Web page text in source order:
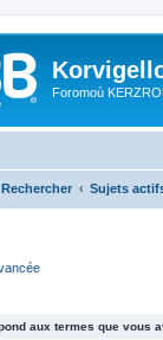
Foromoù
Rechercher Sujets
aux termes que vous